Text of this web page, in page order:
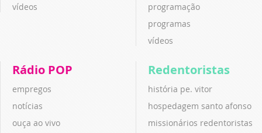
vídeos
programação
programas
vídeos
Rádio POP
empregos
notícias
ouça ao vivo
Redentoristas
história pe. vitor
hospedagem santo afonso
missionários redentoristas